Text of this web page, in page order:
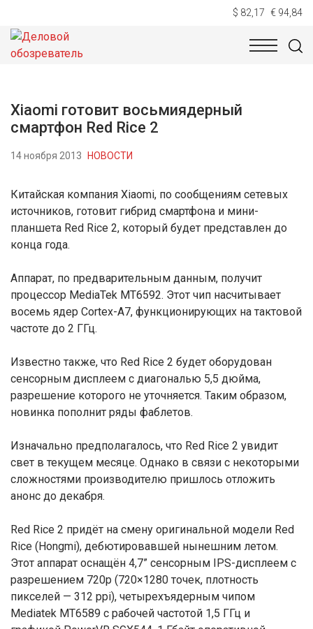
$ 82,17 € 94,84
НОВОСТИ
Xiaomi готовит восьмиядерный
смартфон Red Rice 2
14 ноября 2013 НОВОСТИ
Китайская компания Xiaomi, по сообщениям сетевых
источников, готовит гибрид смартфона и мини-
планшета Red Rice 2, который будет представлен до
конца года.
Аппарат, по предварительным данным, получит
процессор MediaTek MT6592. Этот чип насчитывает
восемь ядер Cortex-A7, функционирующих на тактовой
частоте до 2 ГГц.
Известно также, что Red Rice 2 будет оборудован
сенсорным дисплеем с диагональю 5,5 дюйма,
разрешение которого не уточняется. Таким образом,
новинка пополнит ряды фаблетов.
Изначально предполагалось, что Red Rice 2 увидит
свет в текущем месяце. Однако в связи с некоторыми
сложностями производителю пришлось отложить
анонс до декабря.
Red Rice 2 придёт на смену оригинальной модели Red
Rice (Hongmi), дебютировавшей нынешним летом.
Этот аппарат оснащён 4,7” сенсорным IPS-дисплеем с
разрешением 720p (720×1280 точек, плотность
пикселей — 312 ppi), четырехъядерным чипом
Mediatek MT6589 с рабочей частотой 1,5 ГГц и